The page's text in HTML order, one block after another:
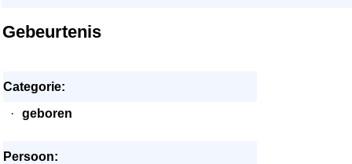
Gebeurtenis
Categorie:
·
geboren
Persoon: